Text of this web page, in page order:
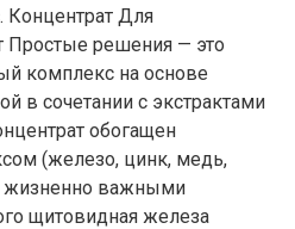
Концентрат Для
решения — это
комплекс на основе
в сочетании с экстрактами
обогащен
(железо, цинк, медь,
жизненно важными
щитовидная железа